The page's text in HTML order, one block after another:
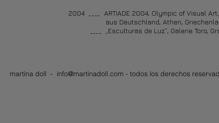
2004 ____ ARTIADE 2004, Olympic of Visual
aus Deutschland, Athen, Griechenland
____ „Esculturas de Luz“, Galerie Toro,
martina doll - info@martinadoll.com - todos los derechos